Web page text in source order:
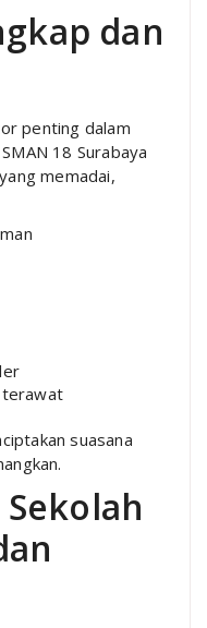
dan
penting dalam
18 Surabaya
memadai,
terawat
suasana